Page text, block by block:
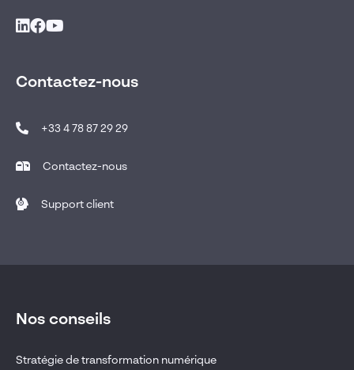
Contactez-nous
+33 4 78 87 29 29
Contactez-nous
Support client
Nos conseils
Stratégie de transformation numérique